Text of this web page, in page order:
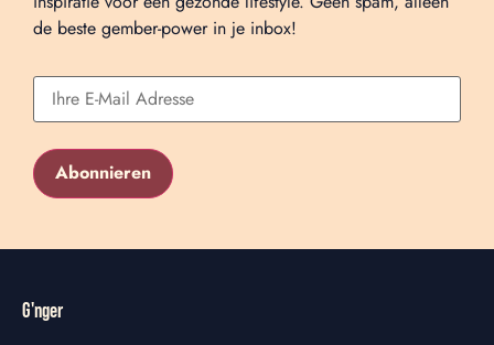
de beste gember-power in je inbox!
G'nger